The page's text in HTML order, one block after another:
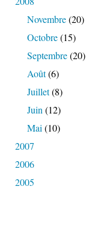
Novembre(20)
Octobre(15)
Septembre(20)
Août(6)
Juillet(8)
Juin (12)
Mai (10)
2007
2006
2005